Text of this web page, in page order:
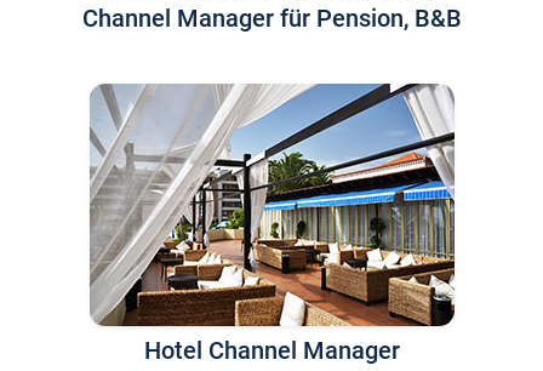
Channel Manager für Pension, B&B
Hotel Channel Manager